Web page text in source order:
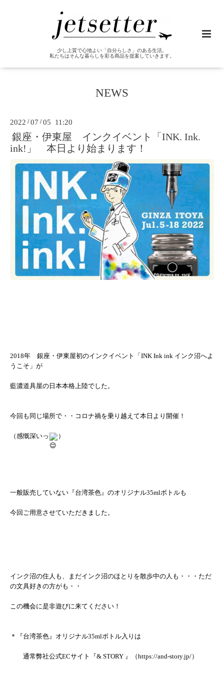
少し上質で心地よい「自分らしさ」のある生活。
私たちはそんな暮らしを彩る商品を提案していきます。
NEWS
2022 /07 /05 11:20
銀座・伊東屋 インクイベント「INK. Ink.
ink!」 本日より始まります！
2018年　銀座・伊東屋初のインクイベント「INK Ink ink インク沼へよ
うこそ」が
藍濃道具屋の日本本格上陸でした。
今回も同じ場所で・・コロナ禍を乗り越えて本日より開催！
（感慨深いっ ）
一般販売していない『台湾茶色』のオリジナル35mlボトルも
今回ご用意させていただきました。
インク沼の住人も、まだインク沼のほとりを散歩中の人も・・・ただ
の文具好きの方がも・・
この機会に是非遊びに来てください！
＊ 『台湾茶色』オリジナル35mlボトル入りは
通常弊社公式ECサイト『& STORY 』（https://and-story.jp/）